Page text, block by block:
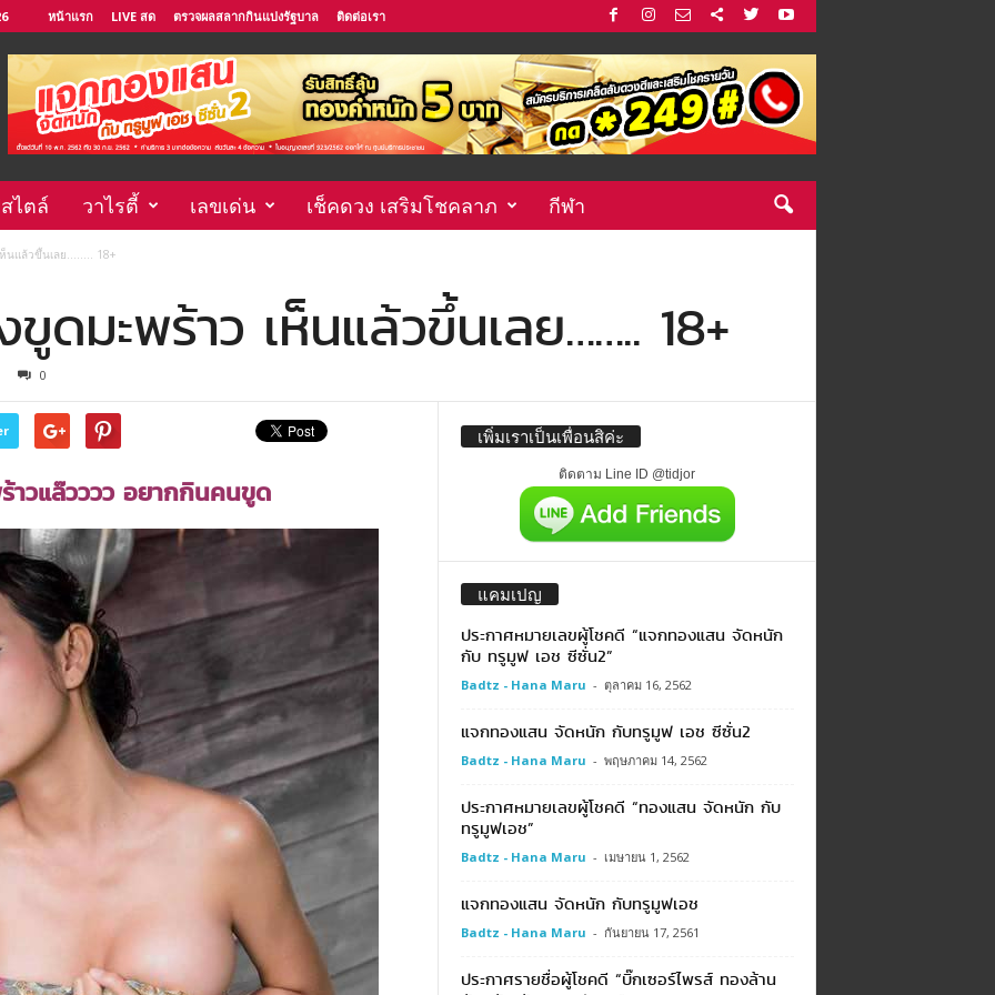
หน้าแรก LIVE สด ตรวจผลสลากกินแบ่งรัฐบาล ติดต่อเรา
ไตล์ วาไรตี้ เลขเด่น เช็คดวง เสริมโชคลาภ กีฬา
นแล้วขึ้นเลย…….. 18+
ดมะพร้าว เห็นแล้วขึ้นเลย…….. 18+
0
าวแล๊วววว อยากกินคนขูด
เพิ่มเราเป็นเพื่อนสิค่ะ
ติดตาม Line ID @tidjor
แคมเปญ
ประกาศหมายเลขผู้โชคดี “แจกทองแสน จัดหนัก
กับ ทรูมูฟ เอช ซีซั่น2”
Badtz - Hana Maru - ตุลาคม 16, 2562
แจกทองแสน จัดหนัก กับทรูมูฟ เอช ซีซั่น2
Badtz - Hana Maru - พฤษภาคม 14, 2562
ประกาศหมายเลขผู้โชคดี “ทองแสน จัดหนัก กับ
ทรูมูฟเอช”
Badtz - Hana Maru - เมษายน 1, 2562
แจกทองแสน จัดหนัก กับทรูมูฟเอช
Badtz - Hana Maru - กันยายน 17, 2561
ประกาศรายชื่อผู้โชคดี “บิ๊กเซอร์ไพรส์ ทองล้าน